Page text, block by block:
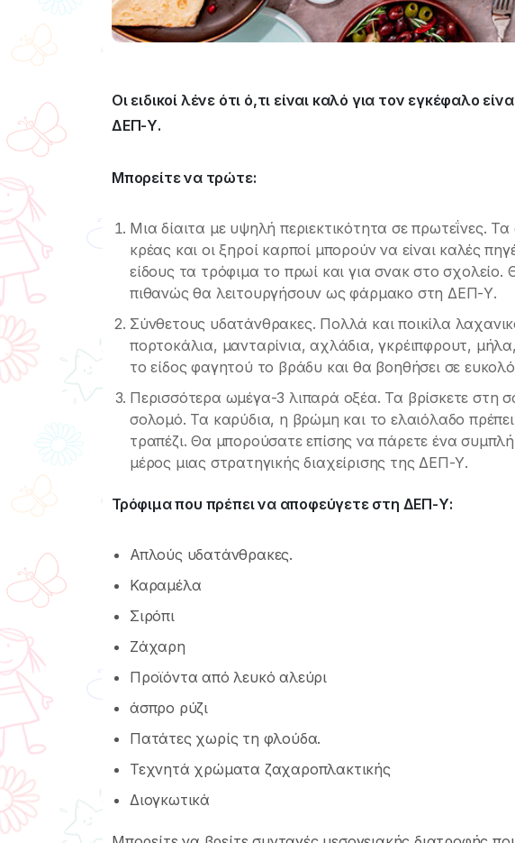
Οι ειδικοί λένε ότι ό,τι είναι καλό για τον εγκέφαλο
ΔΕΠ-Υ.
Μπορείτε να τρώτε:
Μια δίαιτα με υψηλή περιεκτικότητα σε πρωτεΐνες.
κρέας και οι ξηροί καρποί μπορούν να είναι καλές
είδους τα τρόφιμα το πρωί και για σνακ στο σχολείο.
πιθανώς θα λειτουργήσουν ως φάρμακο στη ΔΕΠ-Υ.
Σύνθετους υδατάνθρακες. Πολλά και ποικίλα
πορτοκάλια, μανταρίνια, αχλάδια, γκρέιπφρουτ,
το είδος φαγητού το βράδυ και θα βοηθήσει σε
Περισσότερα ωμέγα-3 λιπαρά οξέα. Τα βρίσκετε στη
σολομό. Τα καρύδια, η βρώμη και το ελαιόλαδο
τραπέζι. Θα μπορούσατε επίσης να πάρετε ένα
μέρος μιας στρατηγικής διαχείρισης της ΔΕΠ-Υ.
Τρόφιμα που πρέπει να αποφεύγετε στη ΔΕΠ-Υ:
Απλούς υδατάνθρακες.
Καραμέλα
Σιρόπι
Ζάχαρη
Προϊόντα από λευκό αλεύρι
άσπρο ρύζι
Πατάτες χωρίς τη φλούδα.
Τεχνητά χρώματα ζαχαροπλακτικής
Διογκωτικά